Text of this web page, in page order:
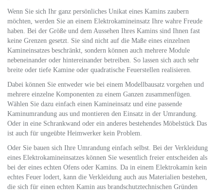
Wenn Sie sich Ihr ganz persönliches Unikat eines Kamins zaubern
möchten, werden Sie an einem Elektrokamineinsatz Ihre wahre Freude
haben. Bei der Größe und dem Aussehen Ihres Kamins sind Ihnen fast
keine Grenzen gesetzt. Sie sind nicht auf die Maße eines einzelnen
Kamineinsatzes beschränkt, sondern können auch mehrere Module
nebeneinander oder hintereinander betreiben. So lassen sich auch sehr
breite oder tiefe Kamine oder quadratische Feuerstellen realisieren.
Dabei können Sie entweder wie bei einem Modellbausatz vorgehen und
mehrere einzelne Komponenten zu einem Ganzen zusammenfügen.
Wählen Sie dazu einfach einen Kamineinsatz und eine passende
Kaminumrandung aus und montieren den Einsatz in der Umrandung.
Oder in eine Schrankwand oder ein anderes bestehendes Möbelstück Das
ist auch für ungeübte Heimwerker kein Problem.
Oder Sie bauen sich Ihre Umrandung einfach selbst. Bei der Verkleidung
eines Elektrokamineinsatzes können Sie wesentlich freier entscheiden als
bei der eines echten Ofens oder Kamins. Da in einem Elektrokamin kein
echtes Feuer lodert, kann die Verkleidung auch aus Materialien bestehen,
die sich für einen echten Kamin aus brandschutztechnischen Gründen